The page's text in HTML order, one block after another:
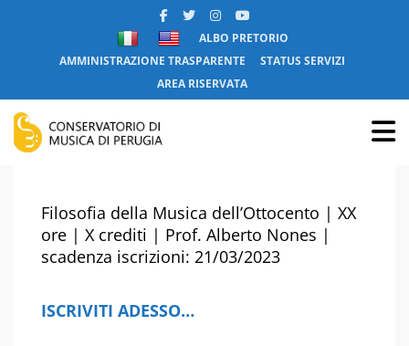
ALBO PRETORIO
AMMINISTRAZIONE TRASPARENTE
STATUS SERVIZI
AREA RISERVATA
Filosofia della Musica dell’Ottocento | XX
ore | X crediti | Prof. Alberto Nones |
scadenza iscrizioni: 21/03/2023
ISCRIVITI ADESSO…